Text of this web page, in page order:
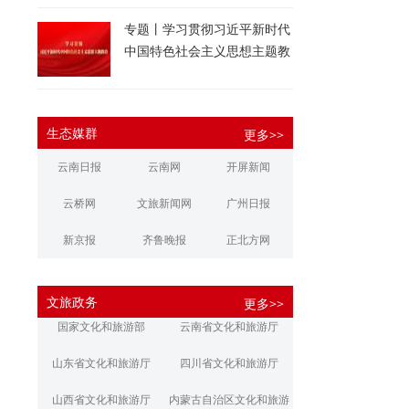
专题丨学习贯彻习近平新时代
中国特色社会主义思想主题教
生态媒群 更多>>
云南日报 云南网 开屏新闻
云桥网 文旅新闻网 广州日报
新京报 齐鲁晚报 正北方网
江南都市报 潇湘晨报
文旅政务 更多>>
国家文化和旅游部 云南省文化和旅游厅
山东省文化和旅游厅 四川省文化和旅游厅
山西省文化和旅游厅 内蒙古自治区文化和旅游